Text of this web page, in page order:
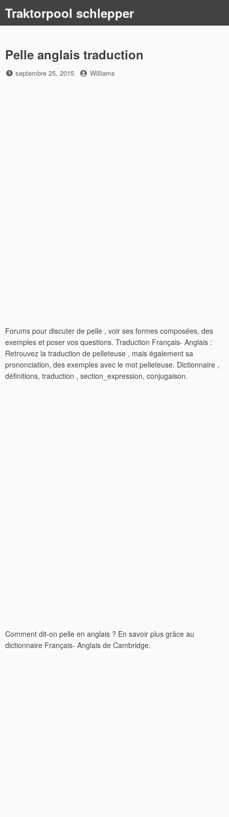
content
Traktorpool schlepper
Pelle anglais traduction
Posted
septembre 25, 2015 by
Williams
Forums pour discuter de pelle , voir ses formes composées, des
exemples et poser vos questions. Traduction Français- Anglais :
Retrouvez la traduction de pelleteuse , mais également sa
prononciation, des exemples avec le mot pelleteuse. Dictionnaire ,
définitions, traduction , section_expression, conjugaison.
Comment dit-on pelle en anglais ? En savoir plus grâce au
dictionnaire Français- Anglais de Cambridge.